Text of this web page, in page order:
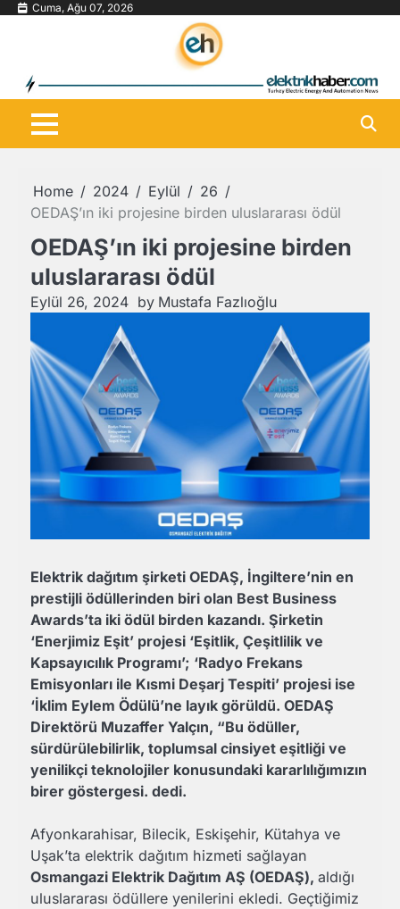
Skip Cuma, Ağu 07, 2026
Home 2024 Eylül
26
OEDAŞ’ın iki projesine birden uluslararası ödül
OEDAŞ’ın iki projesine birden
uluslararası ödül
Eylül 26, 2024 by Mustafa Fazlıoğlu
Elektrik dağıtım şirketi OEDAŞ, İngiltere’nin en
prestijli ödüllerinden biri olan Best Business
Awards’ta iki ödül birden kazandı. Şirketin
‘Enerjimiz Eşit’ projesi ‘Eşitlik, Çeşitlilik ve
Kapsayıcılık Programı’; ‘Radyo Frekans
Emisyonları ile Kısmi Deşarj Tespiti’ projesi ise
‘İklim Eylem Ödülü’ne layık görüldü. OEDAŞ
Direktörü Muzaffer Yalçın, “Bu ödüller,
sürdürülebilirlik, toplumsal cinsiyet eşitliği ve
yenilikçi teknolojiler konusundaki kararlılığımızın
birer göstergesi. dedi.
Afyonkarahisar, Bilecik, Eskişehir, Kütahya ve
Uşak’ta elektrik dağıtım hizmeti sağlayan
Osmangazi Elektrik Dağıtım AŞ (OEDAŞ), aldığı
uluslararası ödüllere yenilerini ekledi. Geçtiğimiz